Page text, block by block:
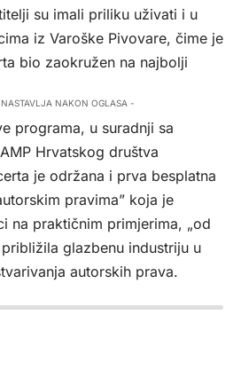
su imali priliku uživati i u
iz Varoške Pivovare, čime je
bio zaokružen na najbolji
NAKON OGLASA -
programa, u suradnji sa
Hrvatskog društva
je održana i prva besplatna
pravima” koja je
na praktičnim primjerima, „od
glazbenu industriju u
autorskih prava.